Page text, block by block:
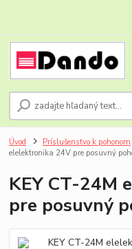
Úvod Príslušenstvo k pohonom
elelektronika 24V pre posuvný
KEY CT-24M
pre posuvný